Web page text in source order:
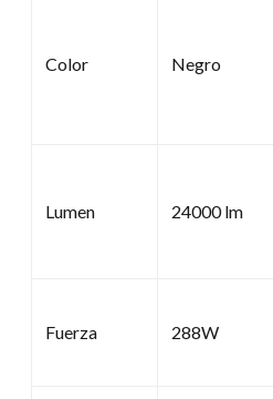
Color Negro
Lumen 24000 lm
Fuerza 288W